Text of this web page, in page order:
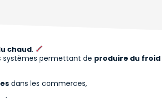
chaud.
systèmes permettant de produire du froid
dans les commerces,